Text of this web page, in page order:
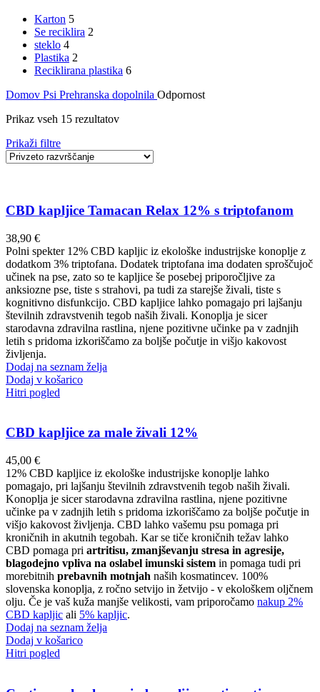
Karton 5
Se reciklira 2
steklo 4
Plastika 2
Reciklirana plastika 6
Domov Psi Prehranska dopolnila Odpornost
Prikaz vseh 15 rezultatov
Prikaži filtre
CBD kapljice Tamacan Relax 12% s triptofanom
38,90 €
Polni spekter 12% CBD kapljic iz ekološke industrijske konoplje z
dodatkom 3% triptofana. Dodatek triptofana ima dodaten sproščujoč
učinek na pse, zato so te kapljice še posebej priporočljive za
anksiozne pse, tiste s strahovi, pa tudi za starejše živali, tiste s
kognitivno disfunkcijo. CBD kapljice lahko pomagajo pri lajšanju
številnih zdravstvenih tegob naših živali. Konoplja je sicer
starodavna zdravilna rastlina, njene pozitivne učinke pa v zadnjih
letih s pridoma izkoriščamo za boljše počutje in višjo kakovost
življenja.
Dodaj na seznam želja
Dodaj v košarico
Hitri pogled
CBD kapljice za male živali 12%
45,00 €
12% CBD kapljice iz ekološke industrijske konoplje lahko
pomagajo, pri lajšanju številnih zdravstvenih tegob naših živali.
Konoplja je sicer starodavna zdravilna rastlina, njene pozitivne
učinke pa v zadnjih letih s pridoma izkoriščamo za boljše počutje in
višjo kakovost življenja. CBD lahko vašemu psu pomaga pri
kroničnih in akutnih tegobah. Kar se tiče kroničnih težav lahko
CBD pomaga pri artritisu, zmanjševanju stresa in agresije,
blagodejno vpliva na oslabel imunski sistem in pomaga tudi pri
morebitnih prebavnih motnjah naših kosmatincev. 100%
slovenska konoplja, z ročno setvijo in žetvijo - v ekološkem oljčnem
olju. Če je vaš kuža manjše velikosti, vam priporočamo nakup 2%
CBD kapljic ali 5% kapljic.
Dodaj na seznam želja
Dodaj v košarico
Hitri pogled